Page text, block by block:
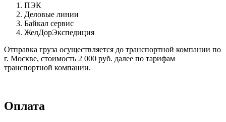
ПЭК
Деловые линии
Байкал сервис
ЖелДорЭкспедиция
Отправка груза осуществляется до транспортной компании по
г. Москве, стоимость 2 000 руб. далее по тарифам
транспортной компании.
Оплата